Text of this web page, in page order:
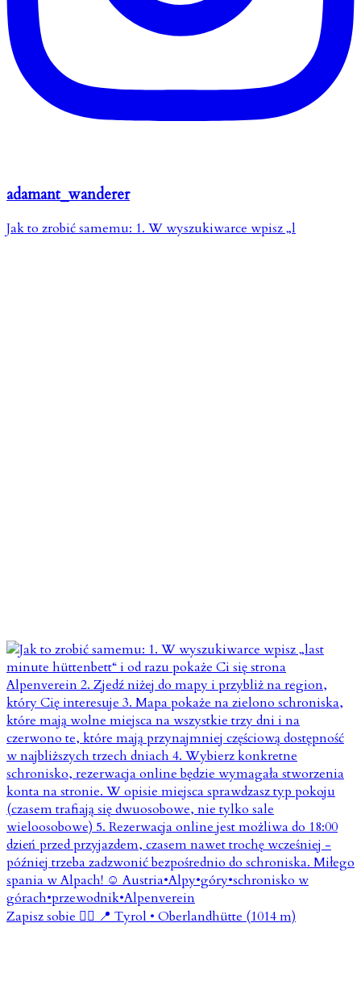
adamant_wanderer
Jak to zrobić samemu: 1. W wyszukiwarce wpisz „l
Zapisz sobie 👇🏼 📍 Tyrol • Oberlandhütte (1014 m)